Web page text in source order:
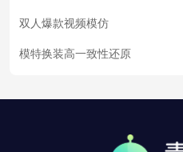
双人爆款视频模仿
模特换装高一致性还原